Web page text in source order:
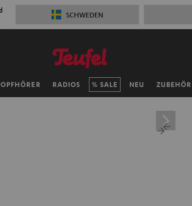
SCHWEDEN
RADIOS SALE NEU ZUBEHÖR